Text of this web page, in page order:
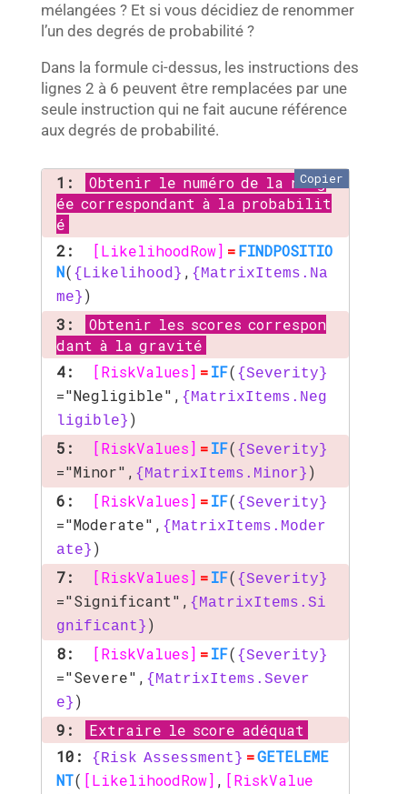
mélangées ? Et si vous décidiez de renommer
l’un des degrés de probabilité ?
Dans la formule ci-dessus, les instructions des
lignes 2 à 6 peuvent être remplacées par une
seule instruction qui ne fait aucune référence
aux degrés de probabilité.
1:
Obtenir le numéro de la rang
ée correspondant à la probabilit
é
2:
[LikelihoodRow] = FINDPOSITIO
N( {Likelihood} , {MatrixItems.Na
me} )
3:
Obtenir les scores correspon
dant à la gravité
4:
[RiskValues] = IF( {Severity}
="Negligible", {MatrixItems.Neg
ligible} )
5:
[RiskValues] = IF( {Severity}
="Minor", {MatrixItems.Minor} )
6:
[RiskValues] = IF( {Severity}
="Moderate", {MatrixItems.Moder
ate} )
7:
[RiskValues] = IF( {Severity}
="Significant", {MatrixItems.Si
gnificant} )
8:
[RiskValues] = IF( {Severity}
="Severe", {MatrixItems.Sever
e} )
9:
Extraire le score adéquat
10:
{Risk Assessment} =GETELEME
NT( [LikelihoodRow] , [RiskValue
Copier